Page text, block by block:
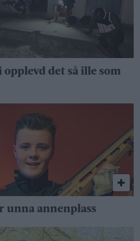
opplevd det så ille som
unna annenplass